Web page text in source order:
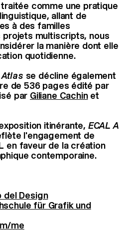
comme une pratique
allant de
à des familles
multiscripts, nous
la manière dont elle
quotidienne.
se décline également
de 536 pages édité par
par Giliane Cachinet
itinérante, ECAL A
l'engagement de
en faveur de la création
contemporaine.
del Design
für Grafik und
me